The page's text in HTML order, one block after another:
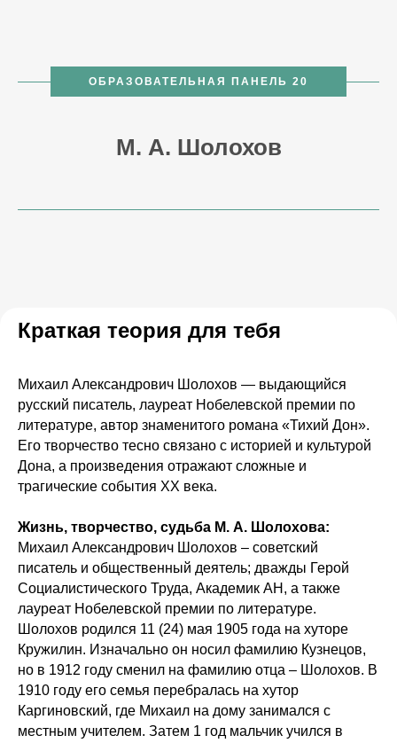
ОБРАЗОВАТЕЛЬНАЯ ПАНЕЛЬ 20
М. А. Шолохов
Краткая теория для тебя
Михаил Александрович Шолохов — выдающийся
русский писатель, лауреат Нобелевской премии по
литературе, автор знаменитого романа «Тихий Дон».
Его творчество тесно связано с историей и культурой
Дона, а произведения отражают сложные и
трагические события XX века.
Жизнь, творчество, судьба М. А. Шолохова:
Михаил Александрович Шолохов – советский
писатель и общественный деятель; дважды Герой
Социалистического Труда, Академик АН, а также
лауреат Нобелевской премии по литературе.
Шолохов родился 11 (24) мая 1905 года на хуторе
Кружилин. Изначально он носил фамилию Кузнецов,
но в 1912 году сменил на фамилию отца – Шолохов. В
1910 году его семья перебралась на хутор
Каргиновский, где Михаил на дому занимался с
местным учителем. Затем 1 год мальчик учился в